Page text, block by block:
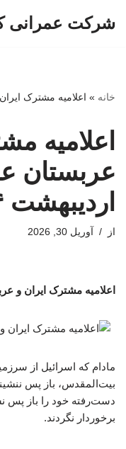
شرکت عمرانی
خانه » اعلامیه مشترک
اعلامیه
عربستان
اردیبهشت ۵۴
از آوریل 30, 2026
اعلامیه مشترک ایران و
مادام که اسرائیل از
بیت‌المقدس، باز پس
دست‌رفته خود را باز پس
برخوردار نگردند.